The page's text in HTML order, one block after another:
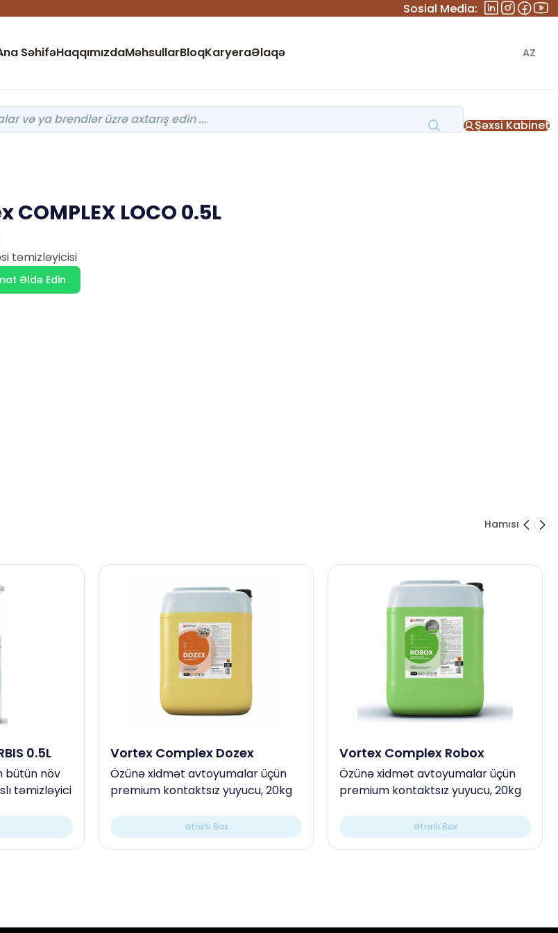
Sosial Media:
SəhifəHaqqımızdaMəhsullarBloqKaryeraƏlaqə AZ
Şəxsi Kabinet
COMPLEX LOCO 0.5L
təmizləyicisi
Əldə Edin
Hamısı
0.5L
bütün növ
təmizləyici
Vortex Complex Dozex
Özünə xidmət avtoyumalar üçün
premium kontaktsız yuyucu, 20kg
Ətraflı Bax
Vortex Complex Robox
Özünə xidmət avtoyumalar üçün
premium kontaktsız yuyucu, 20kg
Ətraflı Bax